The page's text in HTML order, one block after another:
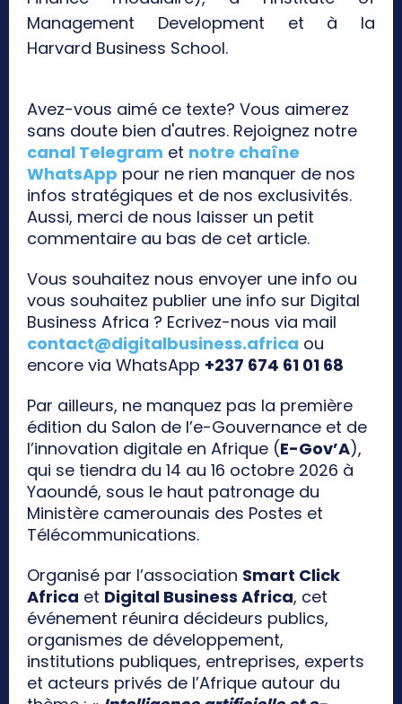
Management Development et à la
Harvard Business School.
Avez-vous aimé ce texte? Vous aimerez
sans doute bien d'autres. Rejoignez notre
canal Telegram et notre chaîne
WhatsApp pour ne rien manquer de nos
infos stratégiques et de nos exclusivités.
Aussi, merci de nous laisser un petit
commentaire au bas de cet article.
Vous souhaitez nous envoyer une info ou
vous souhaitez publier une info sur Digital
Business Africa ? Ecrivez-nous via mail
contact@digitalbusiness.africa ou
encore via WhatsApp +237 674 61 01 68
Par ailleurs, ne manquez pas la première
édition du Salon de l’e-Gouvernance et de
l’innovation digitale en Afrique (E-Gov’A),
qui se tiendra du 14 au 16 octobre 2026 à
Yaoundé, sous le haut patronage du
Ministère camerounais des Postes et
Télécommunications.
Organisé par l’association Smart Click
Africa et Digital Business Africa, cet
événement réunira décideurs publics,
organismes de développement,
institutions publiques, entreprises, experts
et acteurs privés de l’Afrique autour du